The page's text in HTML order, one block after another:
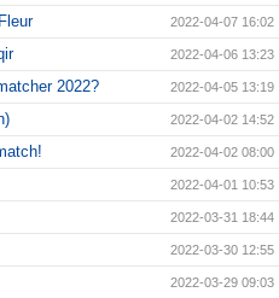
2022-04-07 16:02
2022-04-06 13:23
2022? 2022-04-05 13:19
2022-04-02 14:52
2022-04-02 08:00
2022-04-01 10:53
2022-03-31 18:44
2022-03-30 12:55
2022-03-29 09:03